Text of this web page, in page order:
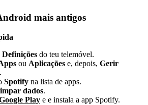
mais antigos
Definições do teu telemóvel.
ou Aplicações e, depois, Gerir
.
Spotify na lista de apps.
dados.
Play e e instala a app Spotify.